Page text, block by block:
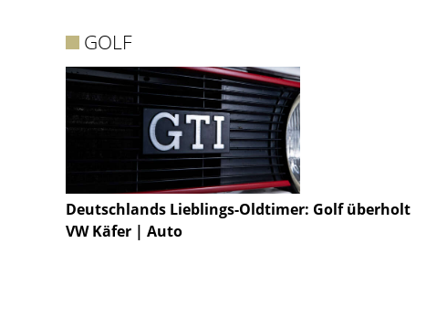
GOLF
Deutschlands Lieblings-Oldtimer: Golf überholt
VW Käfer | Auto